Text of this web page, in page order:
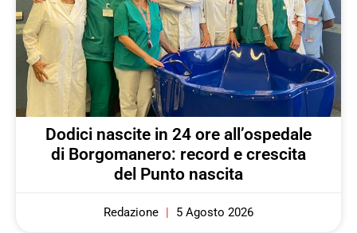
Dodici nascite in 24 ore all’ospedale
di Borgomanero: record e crescita
del Punto nascita
Redazione 5 Agosto 2026